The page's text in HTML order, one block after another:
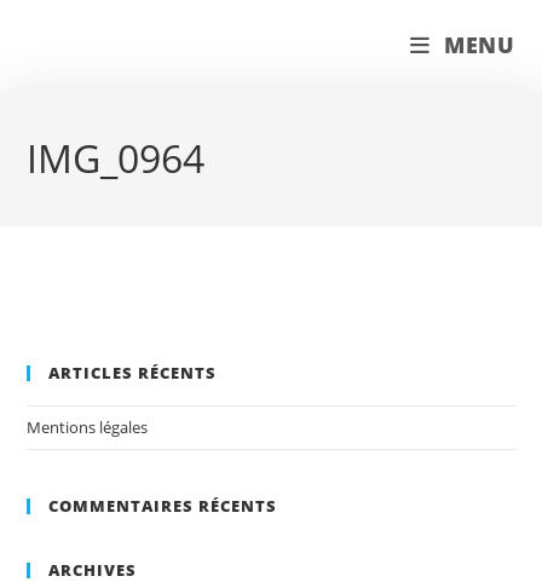
MENU
IMG_0964
ARTICLES RÉCENTS
Mentions légales
COMMENTAIRES RÉCENTS
ARCHIVES